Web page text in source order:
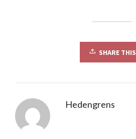
SHARE THIS
Hedengrens